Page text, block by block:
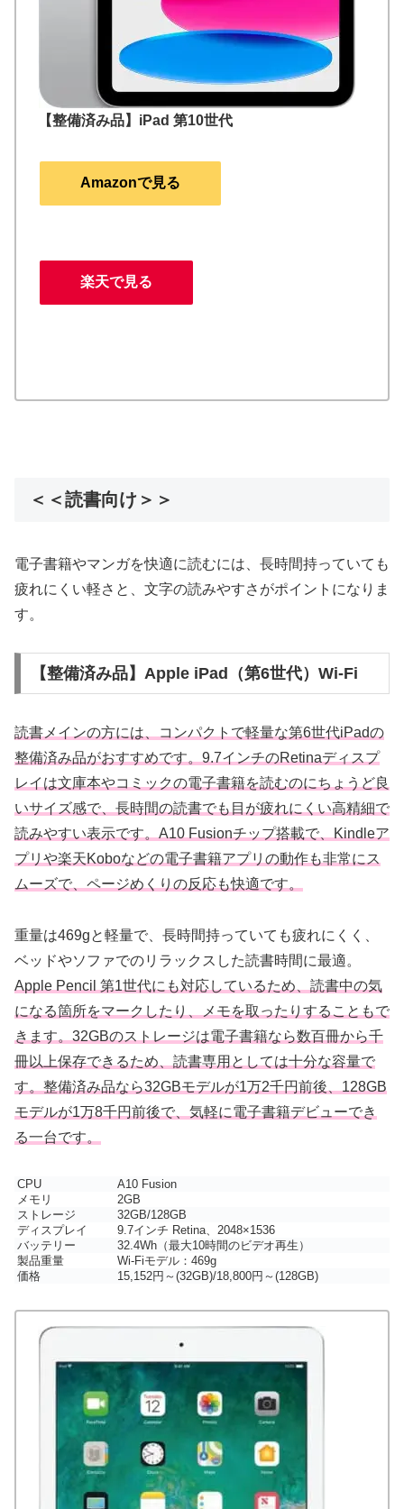
【整備済み品】iPad 第10世代
Amazonで見る
楽天で見る
＜＜読書向け＞＞
電子書籍やマンガを快適に読むには、長時間持っていても
疲れにくい軽さと、文字の読みやすさがポイントになりま
す。
【整備済み品】Apple iPad（第6世代）Wi-Fi
読書メインの方には、コンパクトで軽量な第6世代iPadの
整備済み品がおすすめです。9.7インチのRetinaディスプ
レイは文庫本やコミックの電子書籍を読むのにちょうど良
いサイズ感で、長時間の読書でも目が疲れにくい高精細で
読みやすい表示です。A10 Fusionチップ搭載で、Kindleア
プリや楽天Koboなどの電子書籍アプリの動作も非常にス
ムーズで、ページめくりの反応も快適です。
重量は469gと軽量で、長時間持っていても疲れにくく、
ベッドやソファでのリラックスした読書時間に最適。
Apple Pencil 第1世代にも対応しているため、読書中の気
になる箇所をマークしたり、メモを取ったりすることもで
きます。32GBのストレージは電子書籍なら数百冊から千
冊以上保存できるため、読書専用としては十分な容量で
す。整備済み品なら32GBモデルが1万2千円前後、128GB
モデルが1万8千円前後で、気軽に電子書籍デビューでき
る一台です。
CPU
A10 Fusion
メモリ
2GB
ストレージ
32GB/128GB
ディスプレイ
9.7インチ Retina、2048×1536
バッテリー
32.4Wh（最大10時間のビデオ再生）
製品重量
Wi-Fiモデル：469g
価格
15,152円～(32GB)/18,800円～(128GB)